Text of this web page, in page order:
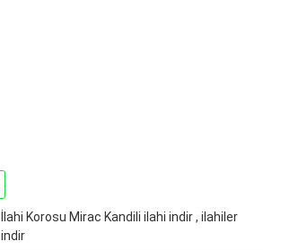
İlahi Korosu Mirac Kandili ilahi indir , ilahiler
indir